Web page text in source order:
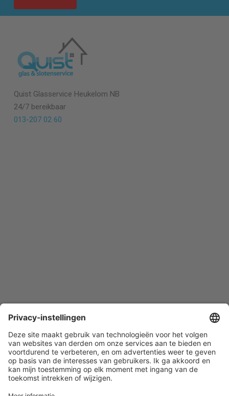
Quist Glasservice Heukelom NB
24/7 bereikbaar
013-207 02 60